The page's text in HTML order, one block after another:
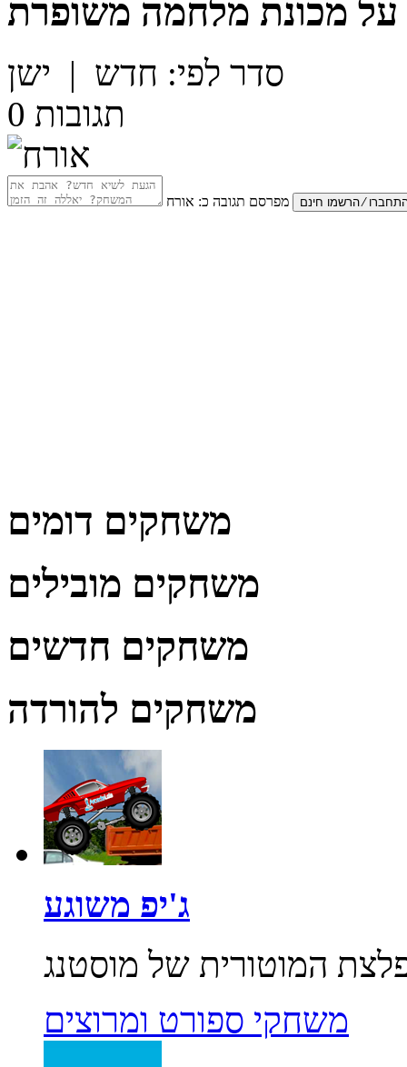
מכונת מלחמה משופרת
סדר לפי: חדש | ישן
0 תגובות
מפרסם תגובה כ: אורח
משחקים דומים
משחקים מובילים
משחקים חדשים
משחקים להורדה
ג'יפ משוגע
משחקי ספורט ומרוצים